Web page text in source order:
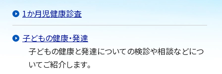
1か月児健康診査
子どもの健康・発達
子どもの健康と発達についての検診や相談などにつ
いてご紹介します。